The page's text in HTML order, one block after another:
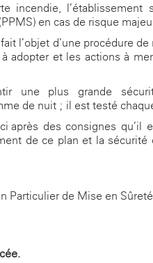
incendie, l’établissement
en cas de risque
l’objet d’une procédure de
adopter et les actions à
une plus grande
de nuit ; il est testé
après des consignes qu’il
de ce plan et la sécurité
Particulier de Mise en Sûreté